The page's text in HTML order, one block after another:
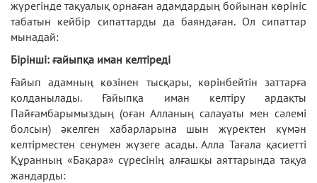
жүрегінде тақуалық орнаған адамдардың бойынан көрініс
табатын кейбір сипаттарды да баяндаған. Ол сипаттар
мынадай:
Бірінші: ғайыпқа иман келтіреді
Ғайып адамның көзінен тысқары, көрінбейтін заттарға
қолданылады. Ғайыпқа иман келтіру ардақты
Пайғамбарымыздың (оған Алланың салауаты мен сәлемі
болсын) әкелген хабарларына шын жүректен күмән
келтірместен сенумен жүзеге асады. Алла Тағала қасиетті
Құранның «Бақара» сүресінің алғашқы аяттарында тақуа
жандарды: